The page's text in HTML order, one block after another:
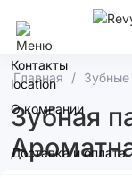
Контакты
О компании
Доставка и оплата
Главная
Зубная